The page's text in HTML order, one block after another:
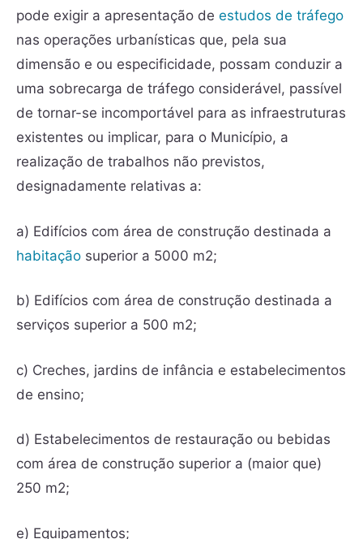
pode exigir a apresentação de estudos de tráfego
nas operações urbanísticas que, pela sua
dimensão e ou especificidade, possam conduzir a
uma sobrecarga de tráfego considerável, passível
de tornar-se incomportável para as infraestruturas
existentes ou implicar, para o Município, a
realização de trabalhos não previstos,
designadamente relativas a:
a) Edifícios com área de construção destinada a
habitação superior a 5000 m2;
b) Edifícios com área de construção destinada a
serviços superior a 500 m2;
c) Creches, jardins de infância e estabelecimentos
de ensino;
d) Estabelecimentos de restauração ou bebidas
com área de construção superior a (maior que)
250 m2;
e) Equipamentos;